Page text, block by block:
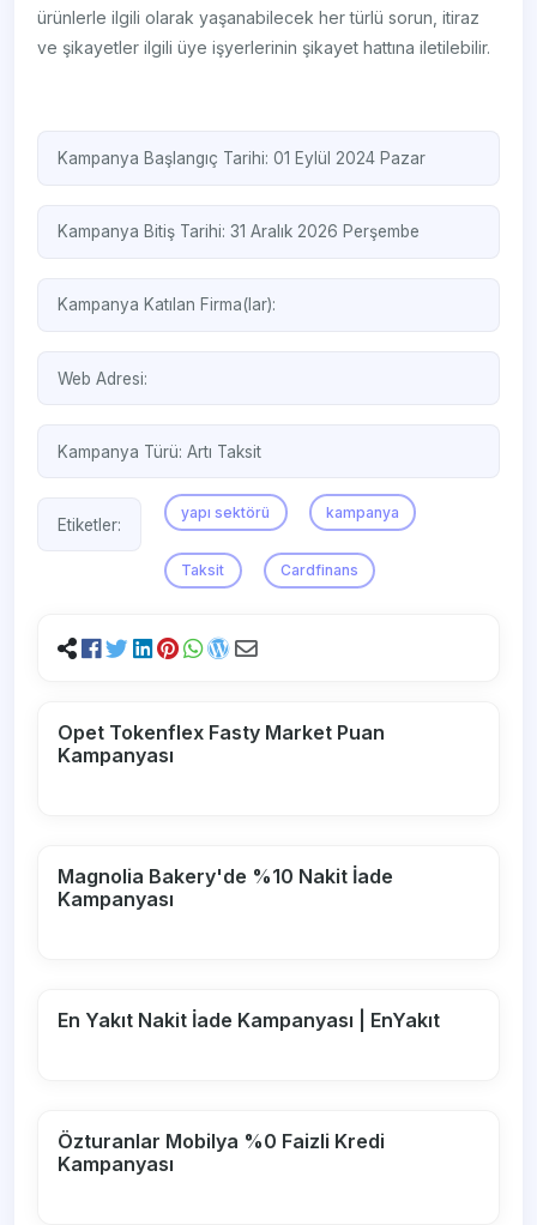
ürünlerle ilgili olarak yaşanabilecek her türlü sorun, itiraz
ve şikayetler ilgili üye işyerlerinin şikayet hattına iletilebilir.
Kampanya Başlangıç Tarihi: 01 Eylül 2024 Pazar
Kampanya Bitiş Tarihi: 31 Aralık 2026 Perşembe
Kampanya Katılan Firma(lar):
Web Adresi:
Kampanya Türü:Artı Taksit
Etiketler:
yapı sektörü kampanya
Taksit Cardfinans
Opet Tokenflex Fasty Market Puan
Kampanyası
Magnolia Bakery'de %10 Nakit İade
Kampanyası
En Yakıt Nakit İade Kampanyası | EnYakıt
Özturanlar Mobilya %0 Faizli Kredi
Kampanyası